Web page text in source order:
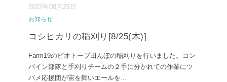
2022年08月26日
お知らせ
コシヒカリの稲刈り[8/25(木)]
Farm19のビオトープ田んぼの稲刈りを行いました。コン
バイン部隊と手刈りチームの２手に分かれての作業にツ
バメ応援団が宙を舞いエールを...